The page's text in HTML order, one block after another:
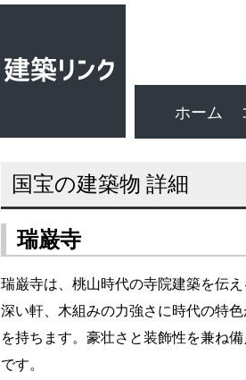
ホーム
国宝の建築物 詳細
瑞巌寺
瑞巌寺は、桃山時代の寺院建築を伝
深い軒、木組みの力強さに時代の特
を持ちます。豪壮さと装飾性を兼ね
です。